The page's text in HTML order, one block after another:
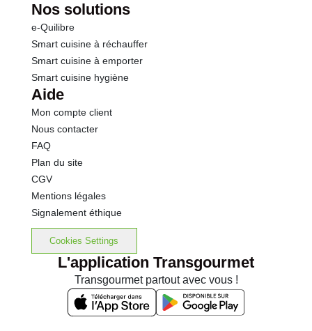
Nos solutions
e-Quilibre
Smart cuisine à réchauffer
Smart cuisine à emporter
Smart cuisine hygiène
Aide
Mon compte client
Nous contacter
FAQ
Plan du site
CGV
Mentions légales
Signalement éthique
Cookies Settings
L'application Transgourmet
Transgourmet partout avec vous !